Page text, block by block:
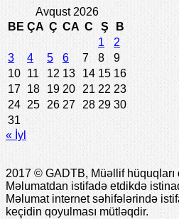
Avqust 2026
BE ÇA Ç CA C Ş
B
1
2
3
4 5 6 7 8
9
10 11 12 13 14 15 16
17 18 19 20 21 22 23
24 25 26 27 28 29 30
31
« İyl
2017 © GADTB, Müəllif hüquqları
Məlumatdan istifadə etdikdə
Məlumat internet səhifələrində
keçidin qoyulması mütləqdir.